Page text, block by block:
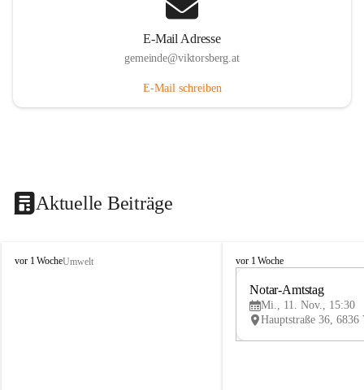
E-Mail Adresse
gemeinde@viktorsberg.at
E-Mail schreiben
Aktuelle Beiträge
V
vor 1 WocheUmwelt
V
vor 1 Woche
Notar-Amtstag
Mi., 11. Nov., 15:30